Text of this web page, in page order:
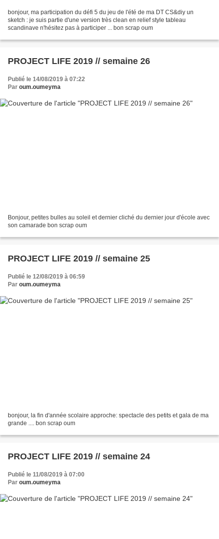
bonjour, ma participation du défi 5 du jeu de l'été de ma DT CS&diy un
sketch : je suis partie d'une version très clean en relief style tableau
scandinave n'hésitez pas à participer ... bon scrap oum
PROJECT LIFE 2019 // semaine 26
Publié le 14/08/2019 à 07:22
Par oum.oumeyma
Bonjour, petites bulles au soleil et dernier cliché du dernier jour d'école avec
son camarade bon scrap oum
PROJECT LIFE 2019 // semaine 25
Publié le 12/08/2019 à 06:59
Par oum.oumeyma
bonjour, la fin d'année scolaire approche: spectacle des petits et gala de ma
grande .... bon scrap oum
PROJECT LIFE 2019 // semaine 24
Publié le 11/08/2019 à 07:00
Par oum.oumeyma